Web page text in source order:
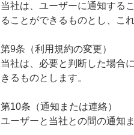
当社は、ユーザーに通知する
ることができるものとし、こ
第9条（利用規約の変更）
当社は、必要と判断した場合
きるものとします。
第10条（通知または連絡）
ユーザーと当社との間の通知